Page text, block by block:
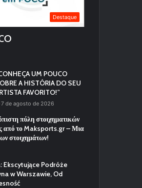
Destaque
UM POUCO
A HISTÓRIA DO SEU
FAVORITO!”
7 de agosto de 2026
πύλη στοιχηματικών
από το Maksports.gr – Μια
στοιχημάτων!
Ekscytujące Podróże
w Warszawie, Od